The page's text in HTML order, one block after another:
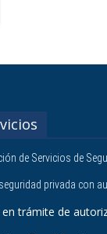
de Servicios de
privada con
trámite de